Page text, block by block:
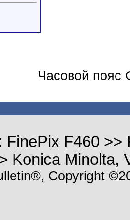
Часовой пояс
FinePix F460
Konica
Copyright